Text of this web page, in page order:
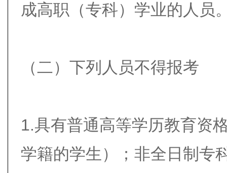
成高职（专科）学业的人员
（二）下列人员不得报考
1.具有普通高等学历教育资
学籍的学生）；非全日制专